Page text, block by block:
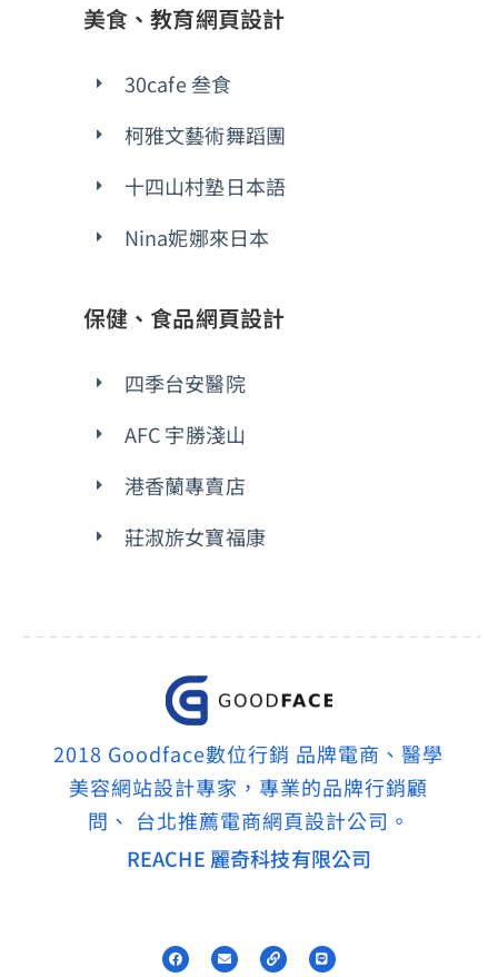
美食、教育網頁設計
30cafe 叁食
柯雅文藝術舞蹈團
十四山村塾日本語
Nina妮娜來日本
保健、食品網頁設計
四季台安醫院
AFC 宇勝淺山
港香蘭專賣店
莊淑旂女寶福康
2018 Goodface數位行銷 品牌電商、醫學
美容網站設計專家，專業的品牌行銷顧
問、 台北推薦電商網頁設計公司。
REACHE 麗奇科技有限公司
F
a
c
E
n
v
L
i
n
L
i
n